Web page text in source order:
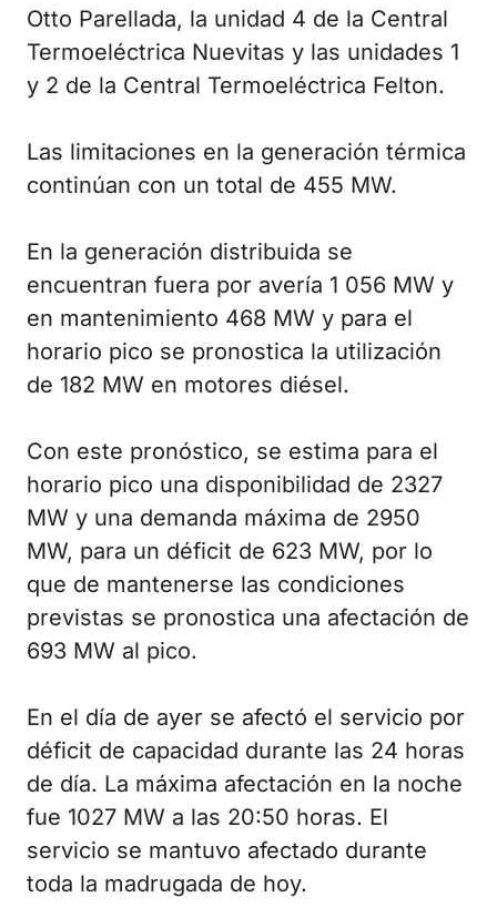
Otto Parellada, la unidad 4 de la Central
Termoeléctrica Nuevitas y las unidades 1
y 2 de la Central Termoeléctrica Felton.
Las limitaciones en la generación térmica
continúan con un total de 455 MW.
En la generación distribuida se
encuentran fuera por avería 1 056 MW y
en mantenimiento 468 MW y para el
horario pico se pronostica la utilización
de 182 MW en motores diésel.
Con este pronóstico, se estima para el
horario pico una disponibilidad de 2327
MW y una demanda máxima de 2950
MW, para un déficit de 623 MW, por lo
que de mantenerse las condiciones
previstas se pronostica una afectación de
693 MW al pico.
En el día de ayer se afectó el servicio por
déficit de capacidad durante las 24 horas
de día. La máxima afectación en la noche
fue 1027 MW a las 20:50 horas. El
servicio se mantuvo afectado durante
toda la madrugada de hoy.